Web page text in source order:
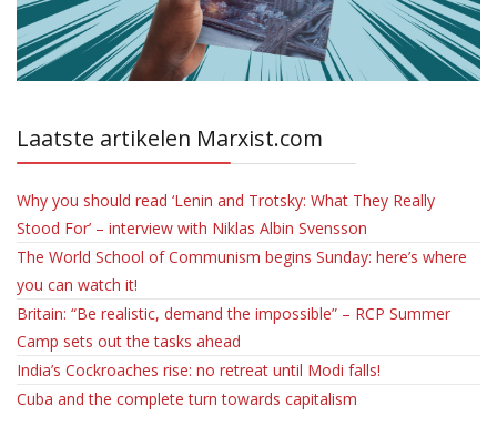
Laatste artikelen Marxist.com
Why you should read ‘Lenin and Trotsky: What They Really
Stood For’ – interview with Niklas Albin Svensson
The World School of Communism begins Sunday: here’s where
you can watch it!
Britain: “Be realistic, demand the impossible” – RCP Summer
Camp sets out the tasks ahead
India’s Cockroaches rise: no retreat until Modi falls!
Cuba and the complete turn towards capitalism